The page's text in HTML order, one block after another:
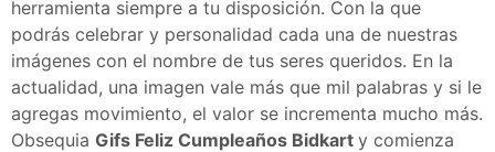
herramienta siempre a tu disposición. Con la que
podrás celebrar y personalidad cada una de nuestras
imágenes con el nombre de tus seres queridos. En la
actualidad, una imagen vale más que mil palabras y si le
agregas movimiento, el valor se incrementa mucho más.
Obsequia Gifs Feliz Cumpleaños Bidkart y comienza